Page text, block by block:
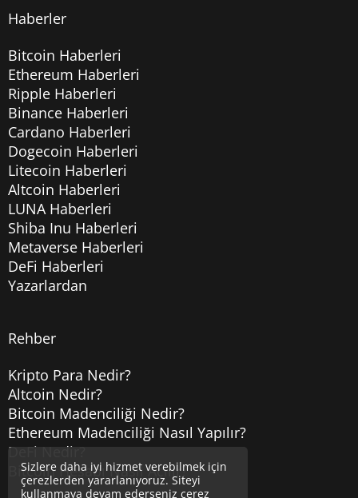
Haberler
Bitcoin Haberleri
Ethereum Haberleri
Ripple Haberleri
Binance Haberleri
Cardano Haberleri
Dogecoin Haberleri
Litecoin Haberleri
Altcoin Haberleri
LUNA Haberleri
Shiba Inu Haberleri
Metaverse Haberleri
DeFi Haberleri
Yazarlardan
Rehber
Kripto Para Nedir?
Altcoin Nedir?
Bitcoin Madenciliği Nedir?
Ethereum Madenciliği Nasıl Yapılır?
DeFi Nedir?
Bitcoin Hesabı Nasıl Açılır?
Sizlere daha iyi hizmet verebilmek için
çerezlerden yararlanıyoruz. Siteyi
kullanmaya devam ederseniz çerez